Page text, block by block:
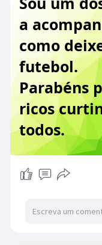
a
como
futebol.
Parabéns
ricos
todos.